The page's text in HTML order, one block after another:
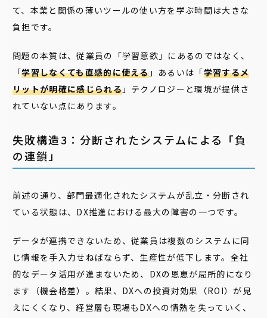
て、本業と関係の薄いツールの使い方を学ぶ時間は大きな
負担です。
問題の本質は、従業員の「学習意欲」にあるのではなく、
「学習しなくても直感的に使える」あるいは「学習するメ
リットが明確に感じられる」テクノロジーと環境が提供さ
れていない点にあります。
失敗構造3：分断されたシステムによる「負
の連鎖」
前述の通り、部門最適化されたシステムが乱立・分断され
ている状態は、DX推進における最大の障害の一つです。
データが連携できないため、従業員は複数のシステムに同
じ情報を手入力せねばならず、生産性が低下します。全社
的なデータ活用が進まないため、DXの恩恵が局所的になり
ます（機会格差）。結果、DXへの投資対効果（ROI）が見
えにくくなり、経営層も現場もDXへの情熱を失っていく、